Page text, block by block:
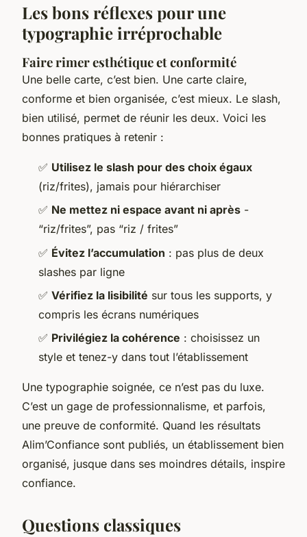
Les bons réflexes pour une
typographie irréprochable
Faire rimer esthétique et conformité
Une belle carte, c’est bien. Une carte claire,
conforme et bien organisée, c’est mieux. Le slash,
bien utilisé, permet de réunir les deux. Voici les
bonnes pratiques à retenir :
✅ Utilisez le slash pour des choix égaux
(riz/frites), jamais pour hiérarchiser
✅ Ne mettez ni espace avant ni après -
“riz/frites”, pas “riz / frites”
✅ Évitez l’accumulation : pas plus de deux
slashes par ligne
✅ Vérifiez la lisibilité sur tous les supports, y
compris les écrans numériques
✅ Privilégiez la cohérence : choisissez un
style et tenez-y dans tout l’établissement
Une typographie soignée, ce n’est pas du luxe.
C’est un gage de professionnalisme, et parfois,
une preuve de conformité. Quand les résultats
Alim’Confiance sont publiés, un établissement bien
organisé, jusque dans ses moindres détails, inspire
confiance.
Questions classiques